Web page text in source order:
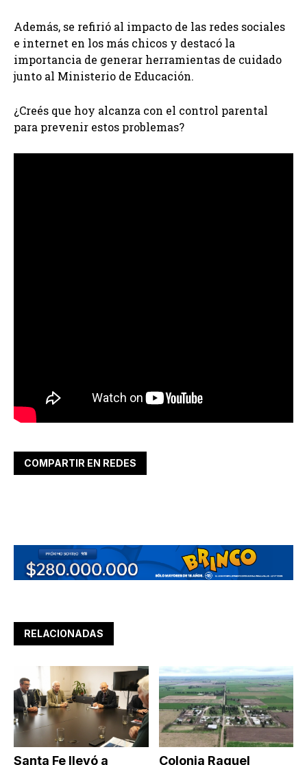
Además, se refirió al impacto de las redes sociales
e internet en los más chicos y destacó la
importancia de generar herramientas de cuidado
junto al Ministerio de Educación.
¿Creés que hoy alcanza con el control parental
para prevenir estos problemas?
COMPARTIR EN REDES
RELACIONADAS
Santa Fe llevó a Colonia Raquel